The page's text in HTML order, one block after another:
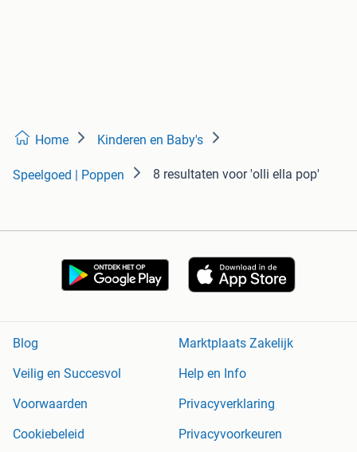
Home Kinderen en Baby's
Speelgoed | Poppen 8 resultaten voor 'olli ella pop'
Blog
Marktplaats Zakelijk
Veilig en Succesvol
Help en Info
Voorwaarden
Privacyverklaring
Cookiebeleid
Privacyvoorkeuren